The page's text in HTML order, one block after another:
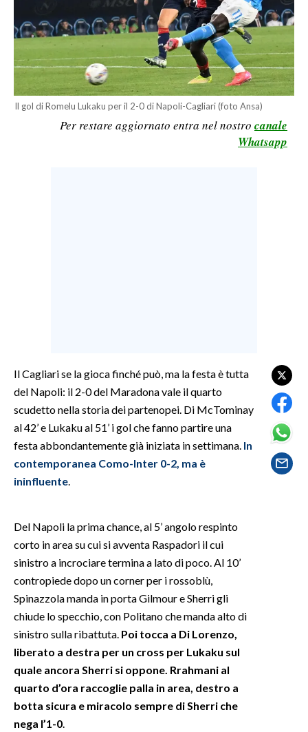
ECONOMIA
SERVIZI ALLE IMPRESE
LAVORO
CULTURA
SALUTE
NOTIZIE
EVENTI
#CARAUNIONE
INSULARITÀ
INFO AZIENDE
Il gol di Romelu Lukaku per il 2-0 di Napoli-Cagliari (foto Ansa)
Per restare aggiornato entra nel nostro canale
Whatsapp
Il Cagliari se la gioca finché può, ma la festa è tutta
del Napoli: il 2-0 del Maradona vale il quarto
scudetto nella storia dei partenopei. Di McTominay
al 42’ e Lukaku al 51’ i gol che fanno partire una
festa abbondantemente già iniziata in settimana. In
contemporanea Como-Inter 0-2, ma è
ininfluente
Del Napoli la prima chance, al 5’ angolo respinto
corto in area su cui si avventa Raspadori il cui
sinistro a incrociare termina a lato di poco. Al 10’
contropiede dopo un corner per i rossoblù,
Spinazzola manda in porta Gilmour e Sherri gli
chiude lo specchio, con Politano che manda alto di
sinistro sulla ribattuta. Poi tocca a Di Lorenzo,
liberato a destra per un cross per Lukaku sul
quale ancora Sherri si oppone. Rrahmani al
quarto d’ora raccoglie palla in area, destro a
botta sicura e miracolo sempre di Sherri che
nega l’1-0